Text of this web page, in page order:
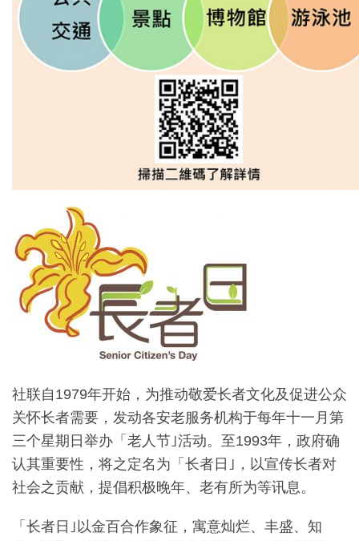
社联自1979年开始，为推动敬爱长者文化及促进公众
关怀长者需要，发动各安老服务机构于每年十一月第
三个星期日举办「老人节｣活动。至1993年，政府确
认其重要性，将之定名为「长者日｣，以宣传长者对
社会之贡献，提倡积极晚年、老有所为等讯息。
「长者日｣以金百合作象征，寓意灿烂、丰盛、知